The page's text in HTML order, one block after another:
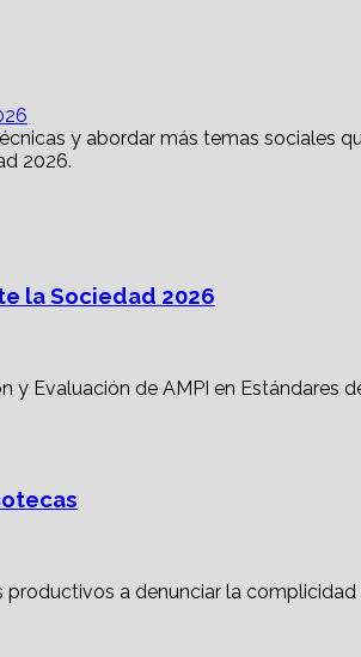
la Sociedad 2026